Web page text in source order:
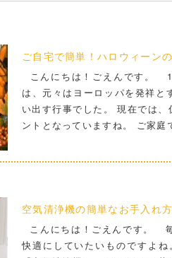
ご自宅で簡単！ハロウィーン
こんにちは！ごえんです。
は、元々はヨーロッパを発祥と
い出す行事でした。 現在では
ントとなっていますね。 ご家
空気清浄機の簡単なお手入れ
こんにちは！ごえんです。
快適にしていたいものですよ